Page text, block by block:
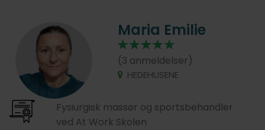
Maria Emilie
(3 anmeldelser)
HEDEHUSENE
Fysiurgisk massør og sportsbehandler
ved At Work Skolen